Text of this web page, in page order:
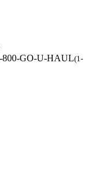
800-GO-U-HAUL(1-